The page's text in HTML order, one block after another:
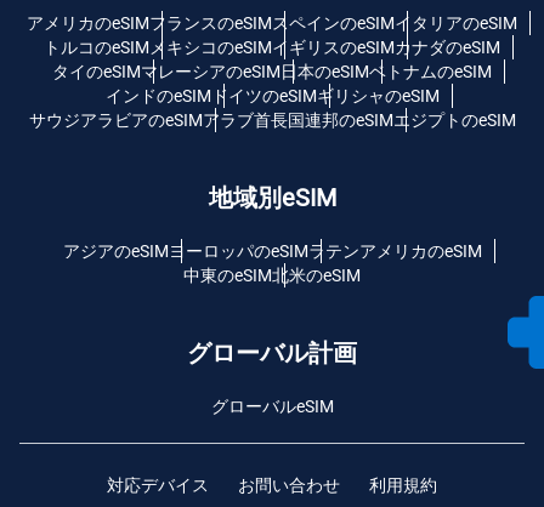
アメリカのeSIMフランスのeSIMスペインのeSIMイタリアのeSIM
トルコのeSIM メキシコのeSIMイギリスのeSIMカナダのeSIM
タイのeSIMマレーシアのeSIM日本のeSIMベトナムのeSIM
インドのeSIM ドイツのeSIMギリシャのeSIM
サウジアラビアのeSIMアラブ首長国連邦のeSIMエジプトのeSIM
地域別eSIM
アジアのeSIMヨーロッパのeSIMラテンアメリカのeSIM
中東のeSIM北米のeSIM
グローバル計画
グローバルeSIM
対応デバイス お問い合わせ 利用規約